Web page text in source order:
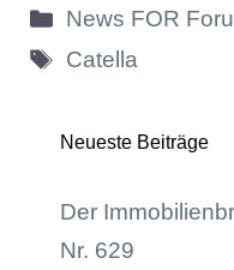
Kategorien
News FOR
Schlagwörter
Catella
Neueste Beiträge
Der
Nr. 629